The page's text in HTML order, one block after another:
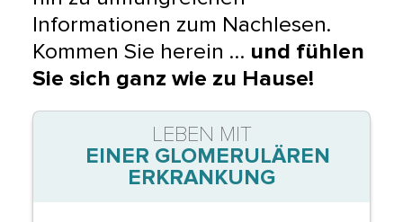
Informationen zum Nachlesen.
Kommen Sie herein … und fühlen
Sie sich ganz wie zu Hause!
LEBEN MIT
EINER GLOMERULÄREN
ERKRANKUNG